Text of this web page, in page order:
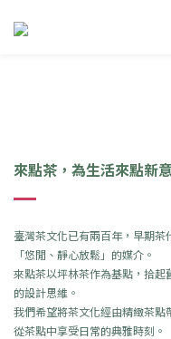
來點茶，為生活來點新意
臺灣茶文化已有兩百年，早期
「悠閒、靜心放鬆」的媒介。
來點茶以坪林茶作為基點，拾
的設計思維。
我們希望將茶文化經由精緻茶
從茶點中享受日常的典雅時刻。